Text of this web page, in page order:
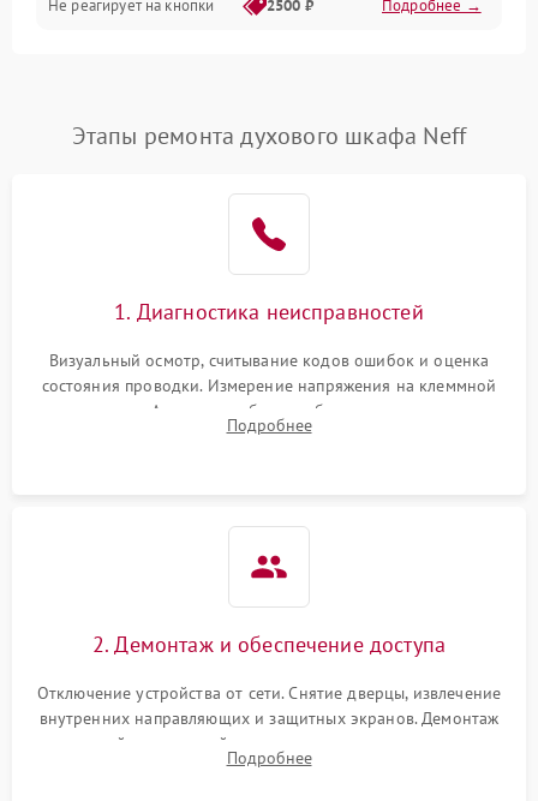
Не реагирует на кнопки 2500 ₽ Подробнее →
Этапы ремонта духового шкафа Neff
1. Диагностика неисправностей
Визуальный осмотр, считывание кодов ошибок и оценка
состояния проводки. Измерение напряжения на клеммной
колодке. Анализ жалоб на проблемы с нагревом,
конвекцией, панелью управления или блокировкой дверцы.
Подробнее
2. Демонтаж и обеспечение доступа
Отключение устройства от сети. Снятие дверцы, извлечение
внутренних направляющих и защитных экранов. Демонтаж
задней или верхней панели для прямого доступа к
нагревательным элементам, плате и вентиляторам.
Подробнее